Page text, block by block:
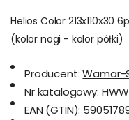
Helios Color 213x110x30
(kolor nogi - kolor półki)
Producent: Wamar-
Nr katalogowy:
EAN (GTIN):